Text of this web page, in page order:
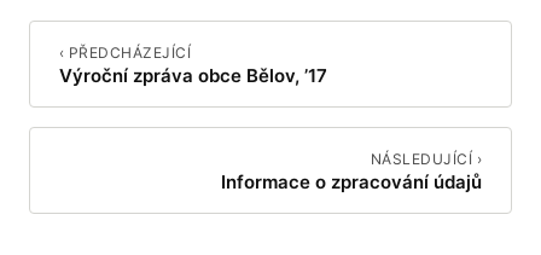
‹ PŘEDCHÁZEJÍCÍ
Výroční zpráva obce Bělov, ’17
NÁSLEDUJÍCÍ ›
Informace o zpracování údajů